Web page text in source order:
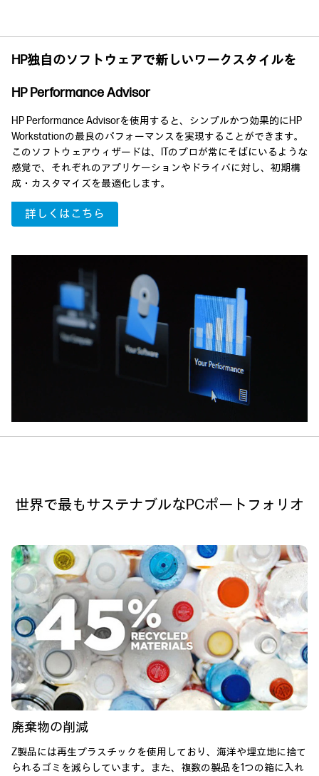
HP独自のソフトウェアで新しいワークスタイルを
HP Performance Advisor
HP Performance Advisorを使用すると、シンプルかつ効果的にHP
Workstationの最良のパフォーマンスを実現することができます。
このソフトウェアウィザードは、ITのプロが常にそばにいるような
感覚で、それぞれのアプリケーションやドライバに対し、初期構
成・カスタマイズを最適化します。
詳しくはこちら
世界で最もサステナブルなPCポートフォリオ
廃棄物の削減
Z製品には再生プラスチックを使用しており、海洋や埋立地に捨て
られるゴミを減らしています。また、複数の製品を1つの箱に入れ